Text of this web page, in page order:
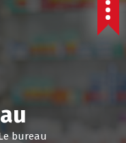
bureau